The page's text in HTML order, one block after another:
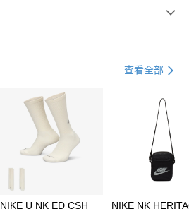
21家銀行
第一商業銀行
彰化商業銀行
查看全部
NIKE U NK ED CSH
NIKE NK